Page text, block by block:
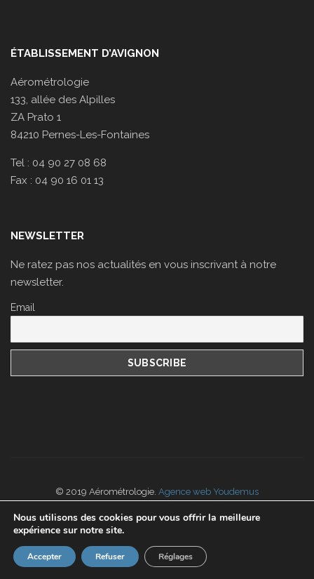
ÉTABLISSEMENT D’AVIGNON
Aérométrologie
133, allée des Alpilles
ZA Prato 1
84210 Pernes-Les-Fontaines
Tel : 04 90 27 08 68
Fax : 04 90 16 01 13
NEWSLETTER
Ne ratez pas nos actualités en vous inscrivant à notre
newsletter.
Email
© 2019 Aérométrologie. Agence web Youdemus
Nos CGV portées disponibles sur www.cofrac.fr
Nous utilisons des cookies pour vous offrir la meilleure
expérience sur notre site.
Accepter Refuser Réglages